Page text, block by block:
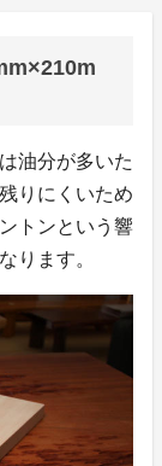
油分が多いた
りにくいため
トンという響
ります。